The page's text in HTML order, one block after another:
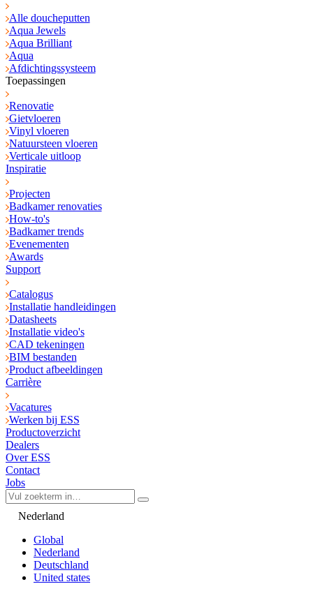
Alle doucheputten
Aqua Jewels
Aqua Brilliant
Aqua
Afdichtingssysteem
Toepassingen
Renovatie
Gietvloeren
Vinyl vloeren
Natuursteen vloeren
Verticale uitloop
Inspiratie
Projecten
Badkamer renovaties
How-to's
Badkamer trends
Evenementen
Awards
Support
Catalogus
Installatie handleidingen
Datasheets
Installatie video's
CAD tekeningen
BIM bestanden
Product afbeeldingen
Carrière
Vacatures
Werken bij ESS
Productoverzicht
Dealers
Over ESS
Contact
Jobs
Nederland
Global
Nederland
Deutschland
United states